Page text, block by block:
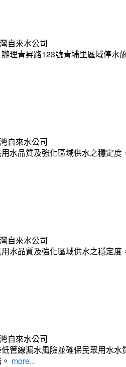
自來水公司
理青昇路123號青埔里區域停水
自來水公司
水品質及強化區域供水之穩定
自來水公司
水品質及強化區域供水之穩定
自來水公司
管線漏水風險並確保民眾用水
more...